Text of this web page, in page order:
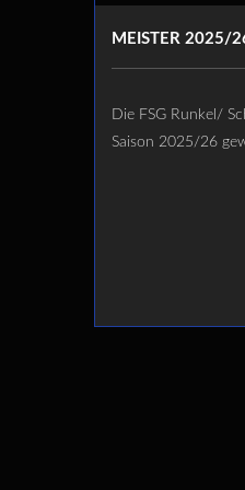
MEISTER 2025/
Die FSG Runkel/
Saison 2025/26